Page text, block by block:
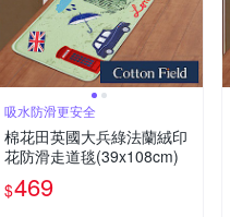
吸水防滑更安全
棉花田英國大兵綠法蘭絨印
花防滑走道毯(39x108cm)
$469